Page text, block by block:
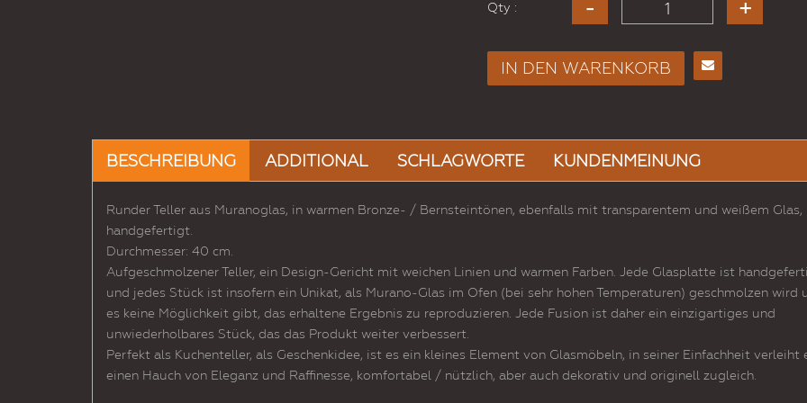
Qty :
IN DEN WARENKORB
einen
Freund
BESCHREIBUNG ADDITIONAL SCHLAGWORTE KUNDENMEINUNG
Runder Teller aus Muranoglas, in warmen Bronze- / Bernsteintönen, ebenfalls mit transparentem und weißem Glas,
handgefertigt.
Durchmesser: 40 cm.
Aufgeschmolzener Teller, ein Design-Gericht mit weichen Linien und warmen Farben. Jede Glasplatte ist
und jedes Stück ist insofern ein Unikat, als Murano-Glas im Ofen (bei sehr hohen Temperaturen) geschmolzen wird
es keine Möglichkeit gibt, das erhaltene Ergebnis zu reproduzieren. Jede Fusion ist daher ein einzigartiges und
unwiederholbares Stück, das das Produkt weiter verbessert.
Perfekt als Kuchenteller, als Geschenkidee, ist es ein kleines Element von Glasmöbeln, in seiner Einfachheit verleiht
einen Hauch von Eleganz und Raffinesse, komfortabel / nützlich, aber auch dekorativ und originell zugleich.